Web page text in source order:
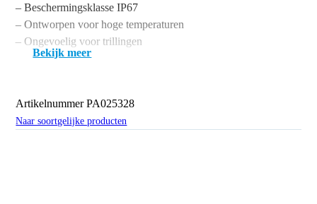
– Beschermingsklasse IP67
– Ontworpen voor hoge temperaturen
– Ongevoelig voor trillingen
Bekijk meer
ArtikelnummerPA025328
Naar soortgelijke producten